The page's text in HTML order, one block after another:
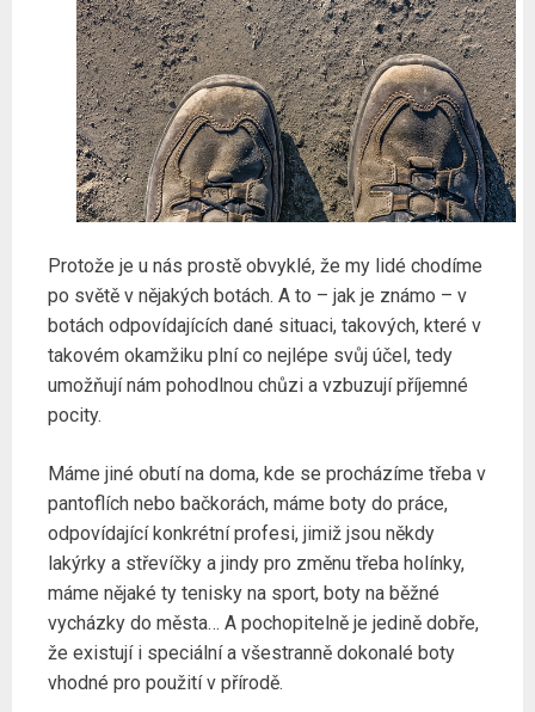
Protože je u nás prostě obvyklé, že my lidé chodíme
po světě v nějakých botách. A to – jak je známo – v
botách odpovídajících dané situaci, takových, které v
takovém okamžiku plní co nejlépe svůj účel, tedy
umožňují nám pohodlnou chůzi a vzbuzují příjemné
pocity.
Máme jiné obutí na doma, kde se procházíme třeba v
pantoflích nebo bačkorách, máme boty do práce,
odpovídající konkrétní profesi, jimiž jsou někdy
lakýrky a střevíčky a jindy pro změnu třeba holínky,
máme nějaké ty tenisky na sport, boty na běžné
vycházky do města… A pochopitelně je jedině dobře,
že existují i speciální a všestranně dokonalé boty
vhodné pro použití v přírodě.